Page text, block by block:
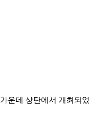
운데 샹탄에서 개최되었